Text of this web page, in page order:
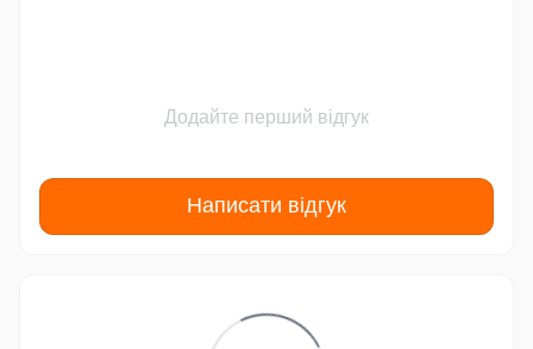
Додайте перший відгук
Написати відгук